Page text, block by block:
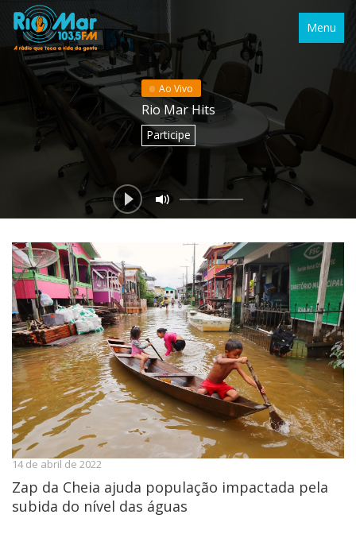
Menu
Ao Vivo
Rio Mar Hits
Participe
14 de abril de 2022
Zap da Cheia ajuda população impactada pela
subida do nível das águas